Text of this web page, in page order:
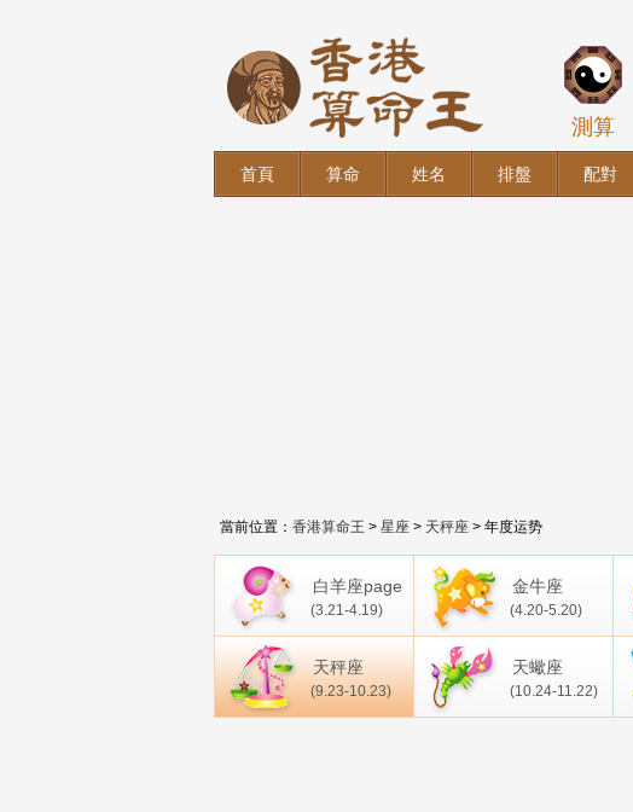
測算
首頁 算命 姓名 排盤 配對
當前位置： 香港算命王 > 星座 > 天秤座 > 年度运势
白羊座page
(3.21-4.19)
金牛座
(4.20-5.20)
天秤座
(9.23-10.23)
天蠍座
(10.24-11.22)